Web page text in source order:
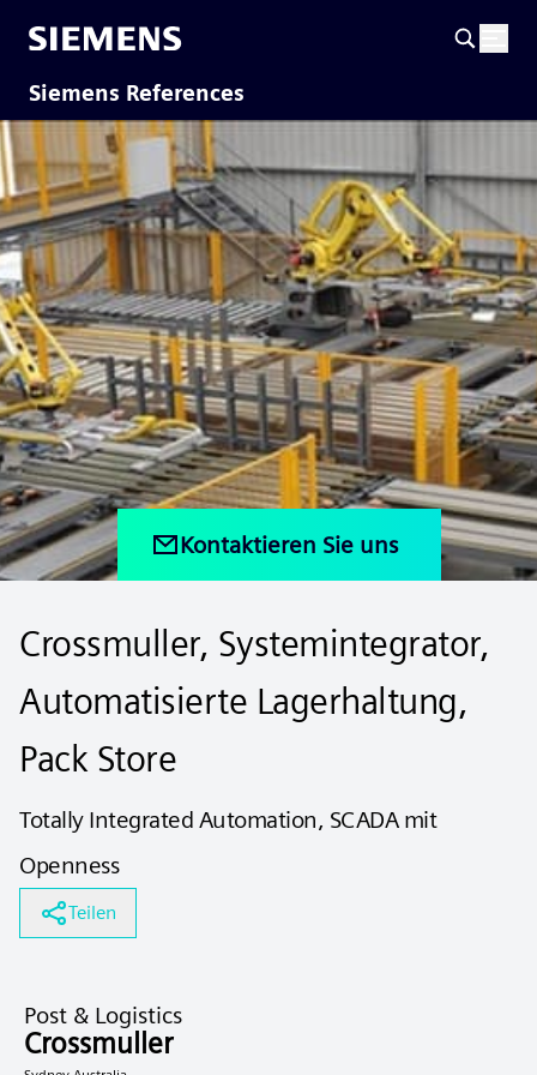
Siemens References
Kontaktieren Sie uns
Crossmuller, Systemintegrator,
Automatisierte Lagerhaltung,
Pack Store
Totally Integrated Automation, SCADA mit
Openness
Teilen
Post & Logistics
Crossmuller